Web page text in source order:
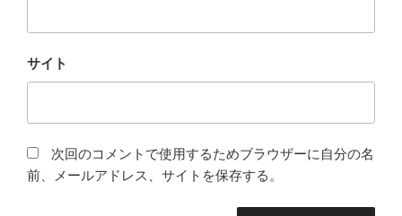
サイト
次回のコメントで使用するためブラウザーに自分の名
前、メールアドレス、サイトを保存する。